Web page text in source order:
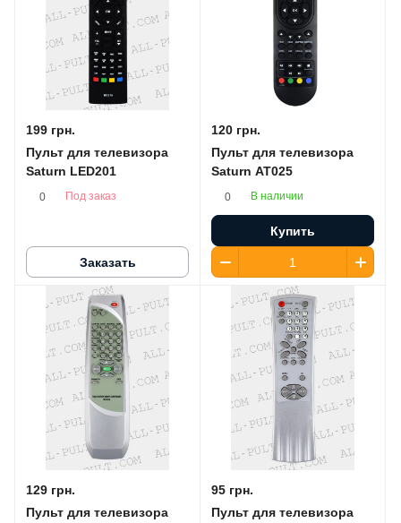
199 грн.
Пульт для телевизора
Saturn LED201
0 Под заказ
Заказать
120 грн.
Пульт для телевизора
Saturn AT025
0 В наличии
Купить
129 грн.
Пульт для телевизора
95 грн.
Пульт для телевизора